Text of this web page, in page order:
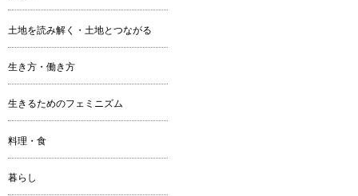
土地を読み解く・土地とつながる
生き方・働き方
生きるためのフェミニズム
料理・食
暮らし